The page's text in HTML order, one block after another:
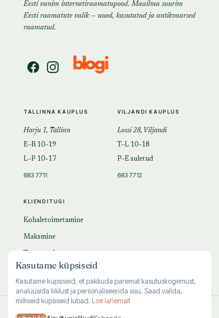
Eesti vanim internetiraamatupood. Maailma suurim
Eesti raamatute valik — uued, kasutatud ja antikvaarsed
raamatud.
KLIENDITUGI
Kohaletoimetamine
Maksmine
KKK
TALLINNA KAUPLUS
Harju 1, Tallinn
E–R 10–19
L–P 10–17
683 7711
VILJANDI KAUPLUS
Lossi 28, Viljandi
T–L 10–18
P–E suletud
683 7712
Kasutame küpsiseid
Kasutame küpsiseid, et pakkuda paremat kasutuskogemust,
analüüsida liiklust ja personaliseerida sisu. Saad valida,
milliseid küpsiseid lubad. Loe lahemalt